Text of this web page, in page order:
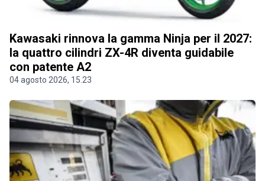
Kawasaki rinnova la gamma Ninja per il 2027:
la quattro cilindri ZX-4R diventa guidabile
con patente A2
04 agosto 2026, 15.23